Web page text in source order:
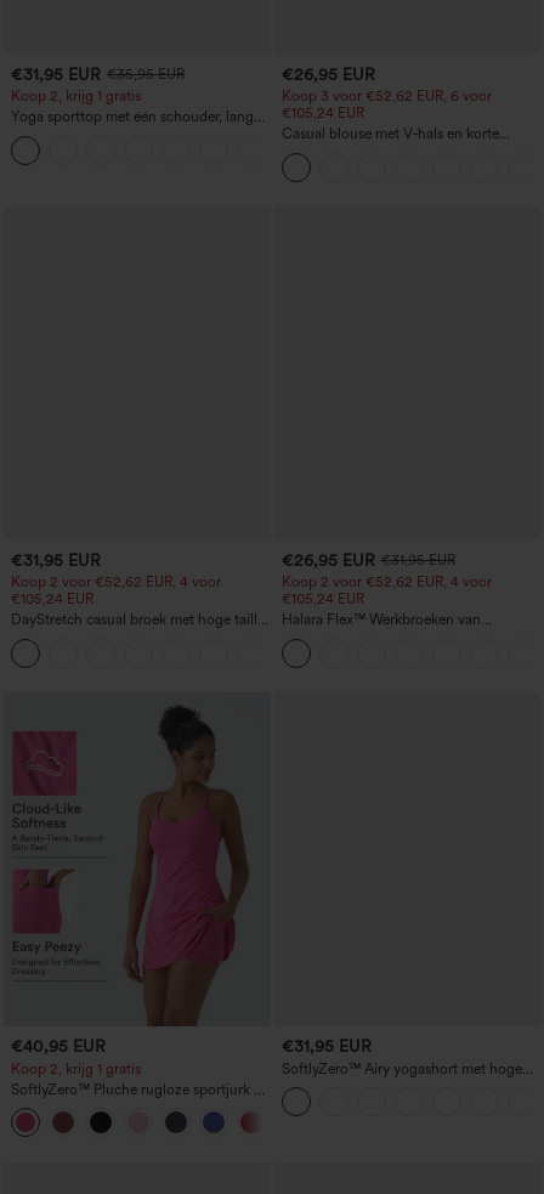
€31,95 EUR €35,95 EUR
Koop 2, krijg 1 gratis
Yoga sporttop met één schouder, lange
mouw, duimgat, gebogen zoom, high-
low (kort voor, lang achter),
sneldrogend, met ingebouwde beha
€26,95 EUR
Koop 3 voor €52,62 EUR, 6 voor
€105,24 EUR
Casual blouse met V‑hals en korte
pofmouwen
€31,95 EUR
Koop 2 voor €52,62 EUR, 4 voor
€105,24 EUR
DayStretch casual broek met hoge taille,
zakken en rechte pijpen
€26,95 EUR €31,95 EUR
Koop 2 voor €52,62 EUR, 4 voor
€105,24 EUR
Halara Flex™ Werkbroeken van
wafelstof met hoge taille, zakken en
wijde pijpen
€40,95 EUR
Koop 2, krijg 1 gratis
SoftlyZero™ Pluche rugloze sportjurk —
Easy Peezy-editie
€31,95 EUR
SoftlyZero™ Airy yogashort met hoge
taille, gerimpelde details,
InstantCool‑technologie, 3'' met zakken